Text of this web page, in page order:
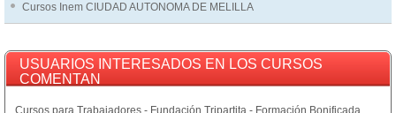
Cursos Inem CIUDAD AUTONOMA DE MELILLA
USUARIOS INTERESADOS EN LOS CURSOS
COMENTAN
Cursos para Trabajadores - Fundación Tripartita - Formación Bonificada